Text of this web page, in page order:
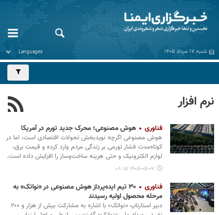
شنبه ۱۷ مرداد ۱۴۰۵
نرم افزار
فناوری هوش مصنوعی؛ محرک جدید تورم در آمریکا
هوش مصنوعی اگرچه نویدبخش تحولات اقتصادی است، اما در
کوتاه‌مدت فشار تورمی بر زندگی مردم وارد کرده و قیمت برق،
لوازم الکترونیک و حتی هزینه ساخت‌وساز را افزایش داده است.
۱۴۰۵-۰۵-۰۷ ۰۸:۱۵
فناوری
۳۰ تیم ایده‌پرداز هوش مصنوعی در «نواتک» به
مرحله محصول اولیه رسیدند
دبیر استارتاپ «نواتک» با اشاره به مشارکت بیش از هزار و ۲۰۰